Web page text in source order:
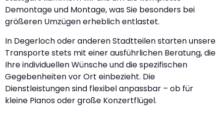
Demontage und Montage, was Sie besonders bei
größeren Umzügen erheblich entlastet.
In Degerloch oder anderen Stadtteilen starten unsere
Transporte stets mit einer ausführlichen Beratung, die
Ihre individuellen Wünsche und die spezifischen
Gegebenheiten vor Ort einbezieht. Die
Dienstleistungen sind flexibel anpassbar – ob für
kleine Pianos oder große Konzertflügel.